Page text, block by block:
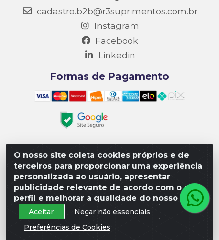
O nosso site coleta cookies próprios e de
terceiros para proporcionar uma experiência
personalizada ao usuário, apresentar
publicidade relevante de acordo com o seu
perfil e melhorar a qualidade do nosso site.
Aceitar
Negar não essenciais
Preferências de Cookies
cadastro.b2b@r3suprimentos.com.br
Instagram
Facebook
Linkedin
Formas de Pagamento
Matriz R3 Suprimentos - Rua 14, Polo Empresarial Goiás
– Etapa III, Quadra: 15; Lote 04, Aparecida de
Goiânia/GO, CEP 74985-182. - CNPJ 10.641.901/0001-16